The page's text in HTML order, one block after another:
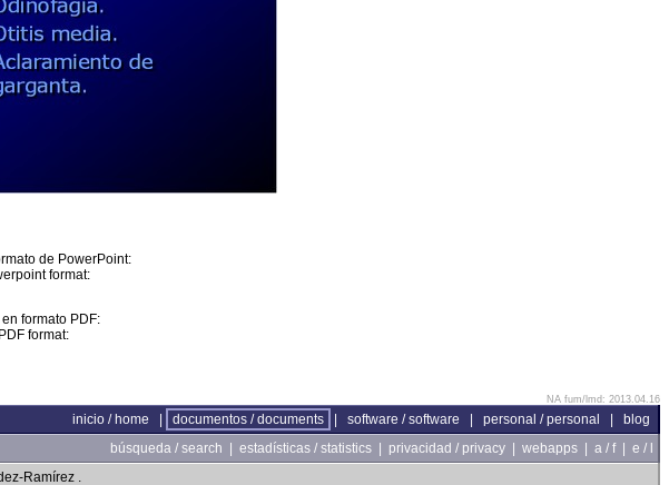
de PowerPoint:
format:
formato PDF:
format:
NA fum/lmd: 2013.04.16
inicio / home documentos / documents software / software personal / personal
blog
búsqueda / search
estadísticas / statistics privacidad / privacy webapps a / f
e / l
Ramírez .